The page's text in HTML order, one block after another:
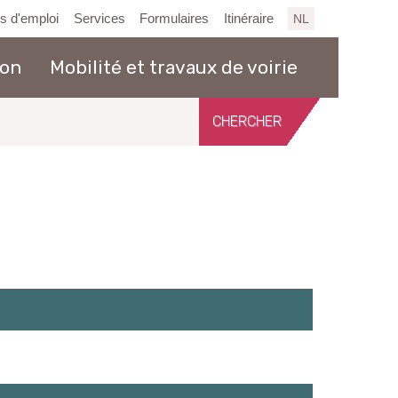
d'emploi Services Formulaires Itinéraire NL
Mobilité et travaux de voirie